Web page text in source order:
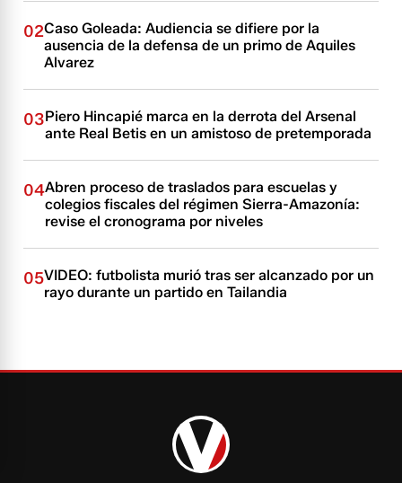
02Caso Goleada: Audiencia se difiere por la
ausencia de la defensa de un primo de Aquiles
Alvarez
03Piero Hincapié marca en la derrota del Arsenal
ante Real Betis en un amistoso de pretemporada
04Abren proceso de traslados para escuelas y
colegios fiscales del régimen Sierra-Amazonía:
revise el cronograma por niveles
05VIDEO: futbolista murió tras ser alcanzado por un
rayo durante un partido en Tailandia